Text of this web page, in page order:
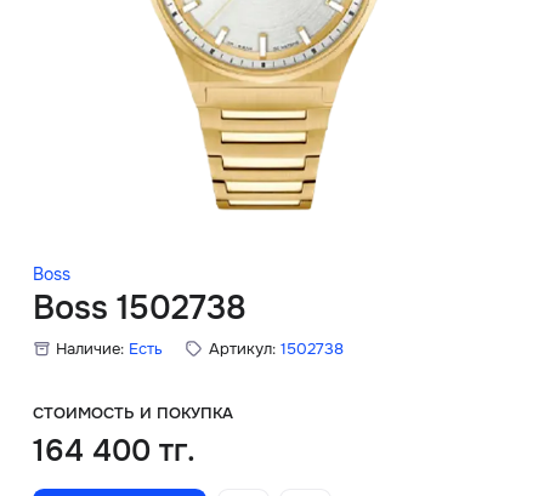
Boss
Boss 1502738
Наличие: Есть Артикул: 1502738
СТОИМОСТЬ И ПОКУПКА
164 400 тг.
Каталог
Мужские часы
Женские часы
Скидки
Главная
О нас
Доставка и оплата